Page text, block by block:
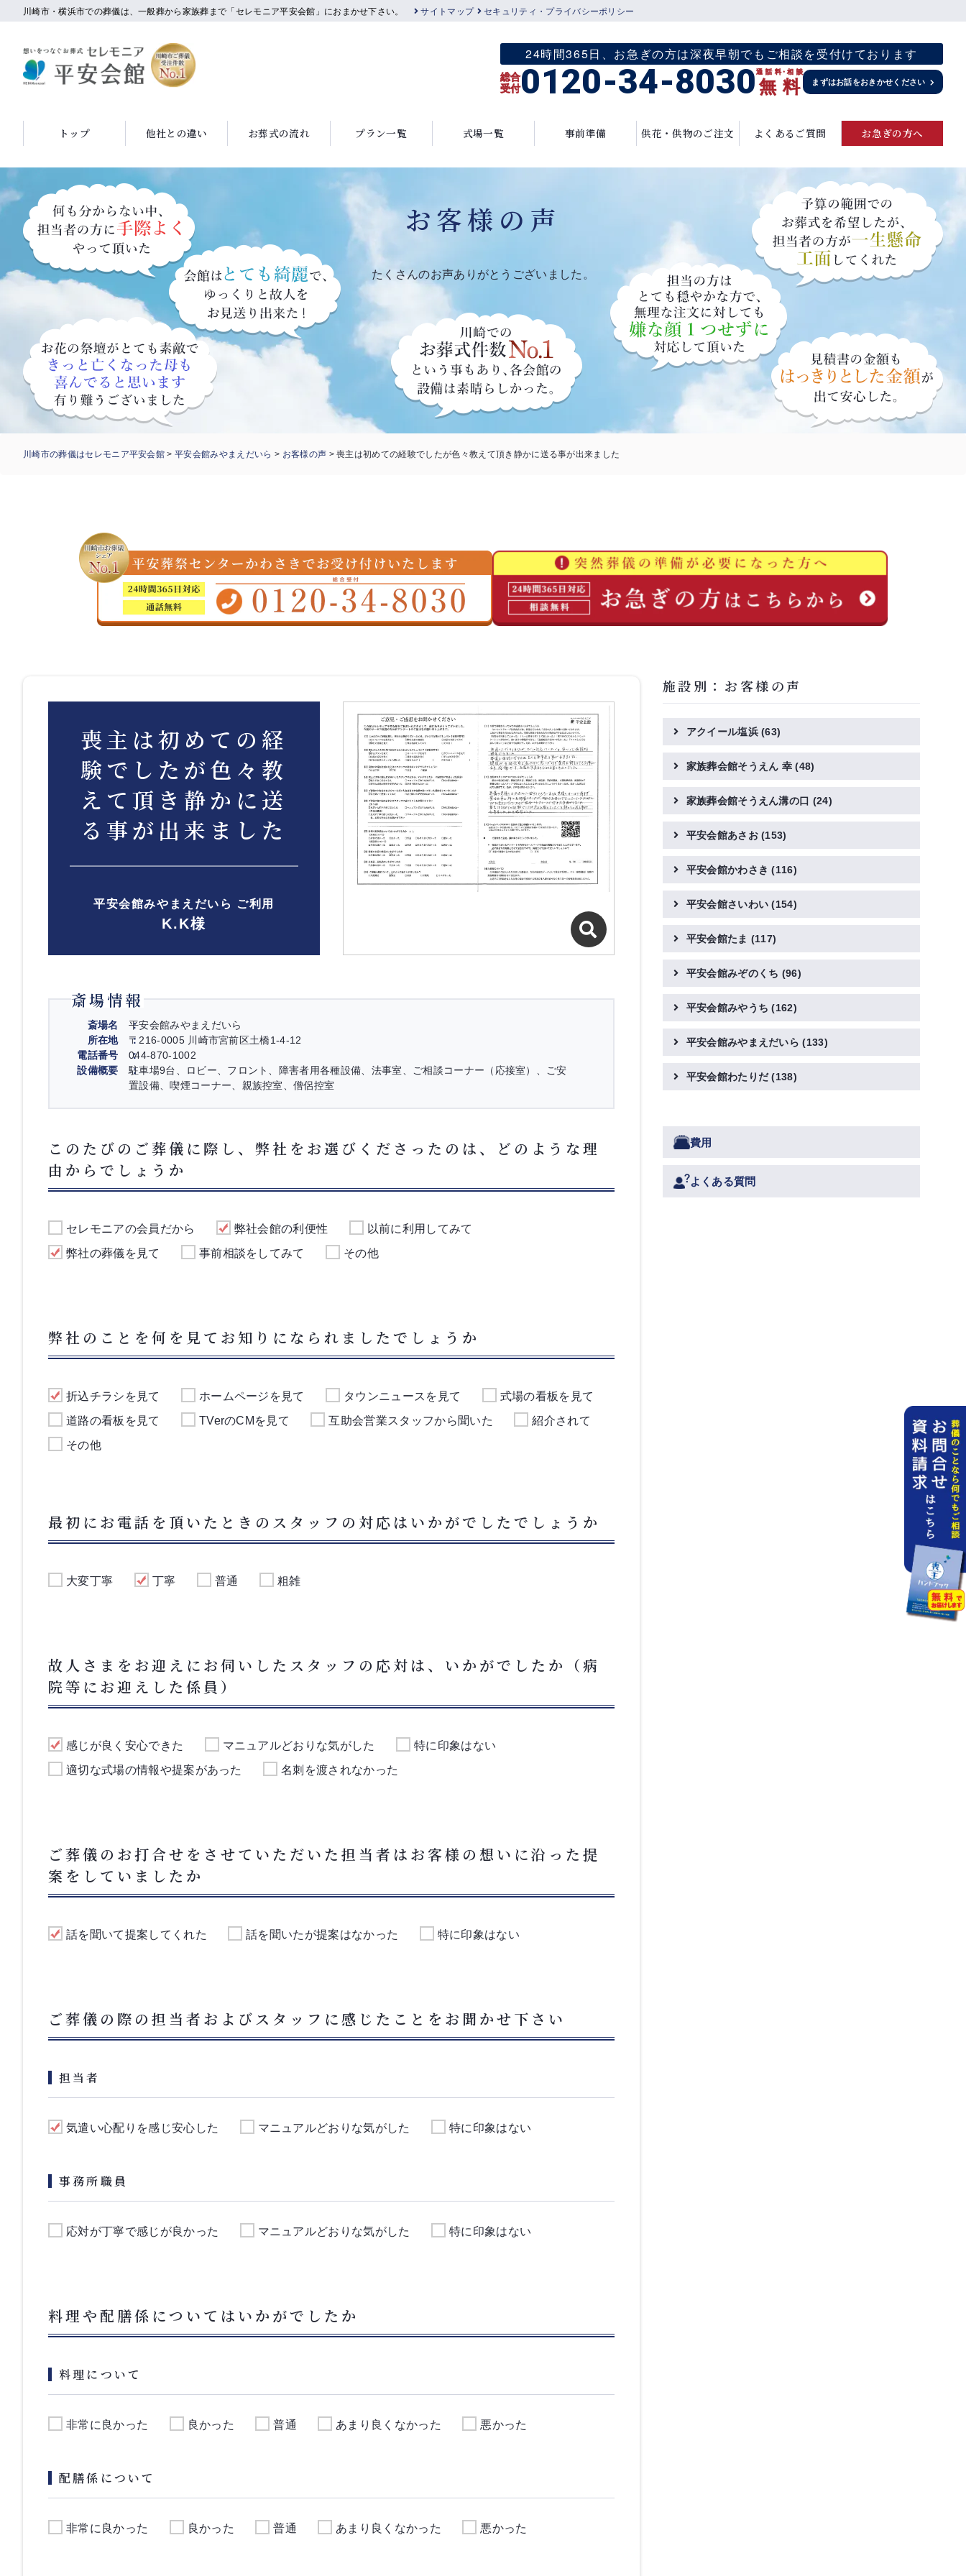
川崎市・横浜市での葬儀は、一般葬から家族葬まで「セレモニア平安会館」におまかせ下さい。 サイトマップ セキュリティ・プライバシーポリシー
24時間365日、お急ぎの方は深夜早朝でもご相談を受付けております
総合
受付0120-34-8030通話料・相談
無 料 まずはお話をおきかせください
トップ 他社との違い お葬式の流れ プラン一覧 式場一覧 事前準備 供花・供物のご注文 よくあるご質問 お急ぎの方へ
お客様の声
たくさんのお声ありがとうございました。
川崎市の葬儀はセレモニア平安会館 >平安会館みやまえだいら > お客様の声 >喪主は初めての経験でしたが色々教えて頂き静かに送る事が出来ました
喪主は初めての経
験でしたが色々教
えて頂き静かに送
る事が出来ました
平安会館みやまえだいら ご利用
K.K様
斎場情報
斎場名
平安会館みやまえだいら
所在地
〒216-0005 川崎市宮前区土橋1-4-12
電話番号
044-870-1002
設備概要
駐車場9台、ロビー、フロント、障害者用各種設備、法事室、ご相談コーナー（応接室）、ご安
置設備、喫煙コーナー、親族控室、僧侶控室
このたびのご葬儀に際し、弊社をお選びくださったのは、どのような理
由からでしょうか
セレモニアの会員だから 弊社会館の利便性
以前に利用してみて
弊社の葬儀を見て
事前相談をしてみて その他
弊社のことを何を見てお知りになられましたでしょうか
折込チラシを見て ホームページを見て タウンニュースを見て
式場の看板を見て
道路の看板を見て
TVerのCMを見て 互助会営業スタッフから聞いた
紹介されて
その他
最初にお電話を頂いたときのスタッフの対応はいかがでしたでしょうか
大変丁寧 丁寧 普通 粗雑
故人さまをお迎えにお伺いしたスタッフの応対は、いかがでしたか（病
院等にお迎えした係員）
感じが良く安心できた マニュアルどおりな気がした
特に印象はない
適切な式場の情報や提案があった
名刺を渡されなかった
ご葬儀のお打合せをさせていただいた担当者はお客様の想いに沿った提
案をしていましたか
話を聞いて提案してくれた 話を聞いたが提案はなかった 特に印象はない
ご葬儀の際の担当者およびスタッフに感じたことをお聞かせ下さい
担当者
気遣い心配りを感じ安心した マニュアルどおりな気がした 特に印象はない
事務所職員
応対が丁寧で感じが良かった マニュアルどおりな気がした 特に印象はない
料理や配膳係についてはいかがでしたか
料理について
非常に良かった 良かった 普通 あまり良くなかった 悪かった
配膳係について
非常に良かった 良かった 普通 あまり良くなかった 悪かった
施設別：お客様の声
アクイール塩浜(63)
家族葬会館そうえん 幸(48)
家族葬会館そうえん溝の口 (24)
平安会館あさお(153)
平安会館かわさき(116)
平安会館さいわい(154)
平安会館たま (117)
平安会館みぞのくち (96)
平安会館みやうち(162)
平安会館みやまえだいら(133)
平安会館わたりだ(138)
費用
よくある質問